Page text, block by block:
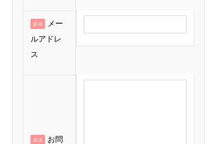
必須
メー
ルアドレ
ス
必須
お問